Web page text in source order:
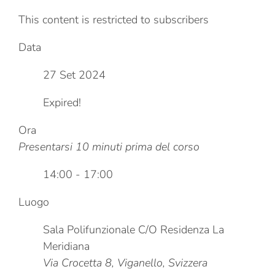
This content is restricted to subscribers
Data
27 Set 2024
Expired!
Ora
Presentarsi 10 minuti prima del corso
14:00 - 17:00
Luogo
Sala Polifunzionale C/O Residenza La
Meridiana
Via Crocetta 8, Viganello, Svizzera